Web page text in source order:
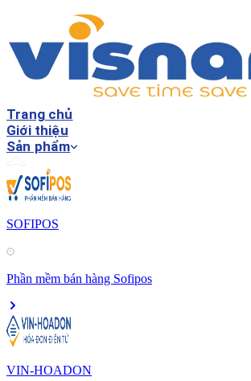
Trang chủ
Giới thiệu
Sản phẩm
SOFIPOS
Phần mềm bán hàng Sofipos
VIN-HOADON